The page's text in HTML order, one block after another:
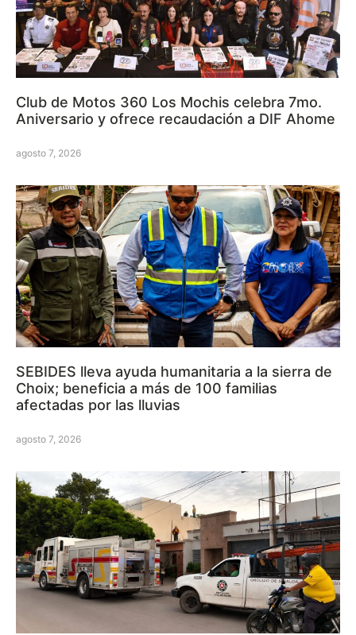
Club de Motos 360 Los Mochis celebra 7mo.
Aniversario y ofrece recaudación a DIF Ahome
agosto 7, 2026
SEBIDES lleva ayuda humanitaria a la sierra de
Choix; beneficia a más de 100 familias
afectadas por las lluvias
agosto 7, 2026